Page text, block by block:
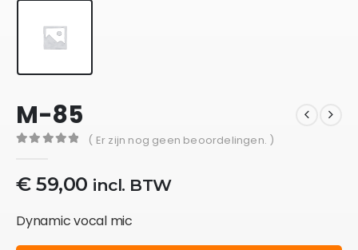
M-85
( Er zijn nog geen beoordelingen. )
€59,00 incl. BTW
Dynamic vocal mic